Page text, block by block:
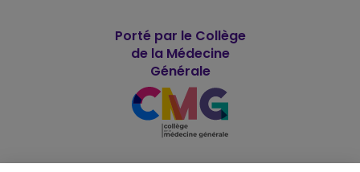
Porté par le Collège
de la Médecine
Générale